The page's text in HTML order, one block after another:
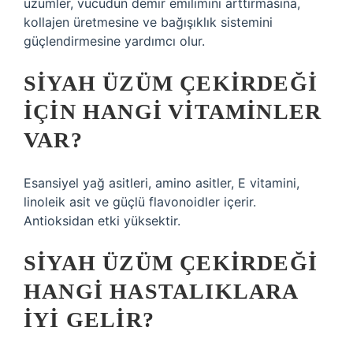
üzümler, vücudun demir emilimini arttırmasına,
kollajen üretmesine ve bağışıklık sistemini
güçlendirmesine yardımcı olur.
SIYAH ÜZÜM ÇEKIRDEĞI
IÇIN HANGI VITAMINLER
VAR?
Esansiyel yağ asitleri, amino asitler, E vitamini,
linoleik asit ve güçlü flavonoidler içerir.
Antioksidan etki yüksektir.
SIYAH ÜZÜM ÇEKIRDEĞI
HANGI HASTALIKLARA
IYI GELIR?